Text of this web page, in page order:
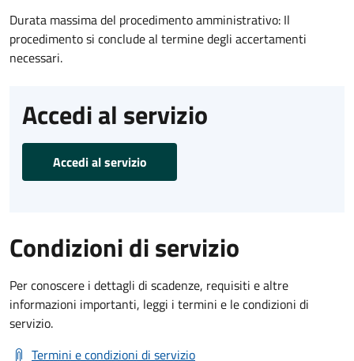
Durata massima del procedimento amministrativo: Il
procedimento si conclude al termine degli accertamenti
necessari.
Accedi al servizio
Accedi al servizio
Condizioni di servizio
Per conoscere i dettagli di scadenze, requisiti e altre
informazioni importanti, leggi i termini e le condizioni di
servizio.
Termini e condizioni di servizio